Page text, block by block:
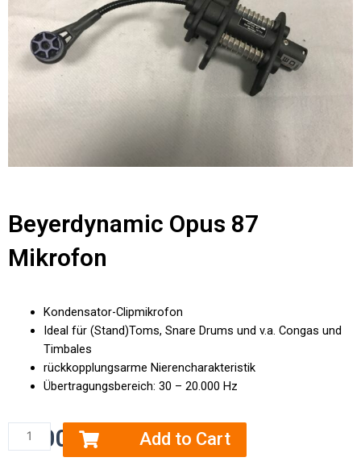
Beyerdynamic Opus 87
Mikrofon
Kondensator-Clipmikrofon
Ideal für (Stand)Toms, Snare Drums und v.a. Congas und
Timbales
rückkopplungsarme Nierencharakteristik
Übertragungsbereich: 30 – 20.000 Hz
7.00 zzgl. MwStAdd to Cart